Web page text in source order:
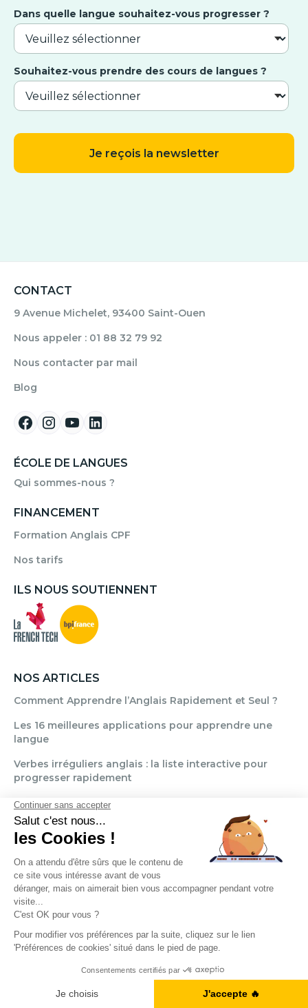
Dans quelle langue souhaitez-vous progresser ?
Souhaitez-vous prendre des cours de langues ?
CONTACT
9 Avenue Michelet, 93400 Saint-Ouen
Nous appeler : 01 88 32 79 92
Nous contacter par mail
Blog
ÉCOLE DE LANGUES
Qui sommes-nous ?
FINANCEMENT
Formation Anglais CPF
Nos tarifs
ILS NOUS SOUTIENNENT
NOS ARTICLES
Comment Apprendre l’Anglais Rapidement et Seul ?
Les 16 meilleures applications pour apprendre une
langue
Verbes irréguliers anglais : la liste interactive pour
progresser rapidement
L'Anglais Professionnel : les conseils pour le Maîtriser
Facilement
Tout ce que vous devez savoir pour rédiger un email
NOS FORMATIONS
Formation Anglais Général
Formation Anglais Professionnel
Formation Espagnol